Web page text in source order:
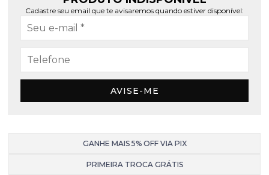
Cadastre seu email que te avisaremos quando estiver disponível:
AVISE-ME
GANHE MAIS 5% OFF VIA PIX
PRIMEIRA TROCA GRÁTIS